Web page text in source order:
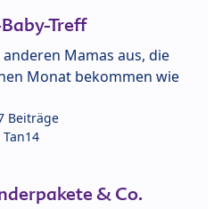
Treff
Mamas aus, die
Monat bekommen wie
Beiträge
Tan14
& Co.